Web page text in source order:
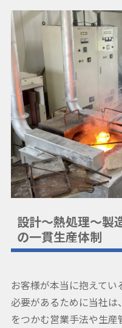
設計～熱処理～製
の一貫生産体制
お客様が本当に抱えて
必要があるために当社
をつかむ営業手法や生